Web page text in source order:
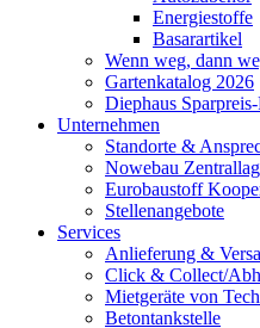
Energiestoffe
Basarartikel
Wenn weg, dann
Gartenkatalog 2026
Diephaus
Unternehmen
Standorte &
Nowebau
Eurobaustoff
Stellenangebote
Services
Anlieferung &
Click & Collect/
Mietgeräte von
Betontankstelle